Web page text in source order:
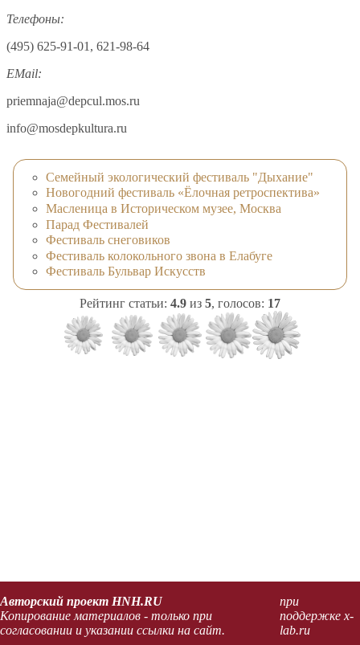
Телефоны:
(495) 625-91-01, 621-98-64
EMail:
priemnaja@depcul.mos.ru
info@mosdepkultura.ru
Семейный экологический фестиваль "Дыхание"
Новогодний фестиваль «Ёлочная ретроспектива»
Масленица в Историческом музее, Москва
Парад Фестивалей
Фестиваль cнеговиков
Фестиваль колокольного звона в Елабуге
Фестиваль Бульвар Искусств
Рейтинг статьи: 4.9 из 5, голосов: 17
Авторский проект HNH.RU
Копирование материалов - только при
согласовании и указании ссылки на сайт.
при
поддержке x-
lab.ru